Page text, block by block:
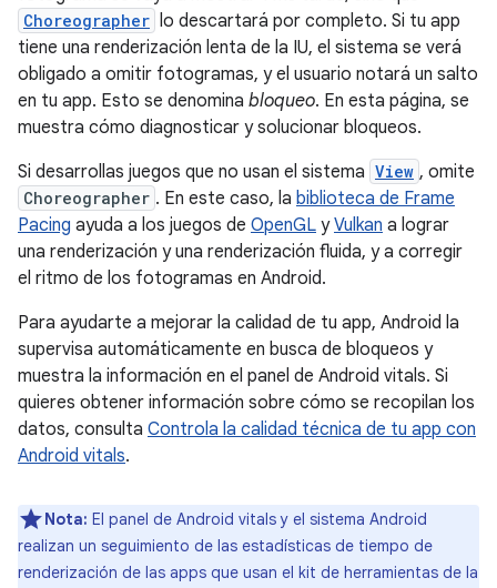
Choreographer lo descartará por completo. Si tu app
tiene una renderización lenta de la IU, el sistema se verá
obligado a omitir fotogramas, y el usuario notará un salto
en tu app. Esto se denomina bloqueo. En esta página, se
muestra cómo diagnosticar y solucionar bloqueos.
Si desarrollas juegos que no usan el sistema View , omite
Choreographer . En este caso, la biblioteca de Frame
Pacing ayuda a los juegos de OpenGL yVulkan a lograr
una renderización y una renderización fluida, y a corregir
el ritmo de los fotogramas en Android.
Para ayudarte a mejorar la calidad de tu app, Android la
supervisa automáticamente en busca de bloqueos y
muestra la información en el panel de Android vitals. Si
quieres obtener información sobre cómo se recopilan los
datos, consulta Controla la calidad técnica de tu app con
Android vitals.
Nota: El panel de Android vitals y el sistema Android
realizan un seguimiento de las estadísticas de tiempo de
renderización de las apps que usan el kit de herramientas de la